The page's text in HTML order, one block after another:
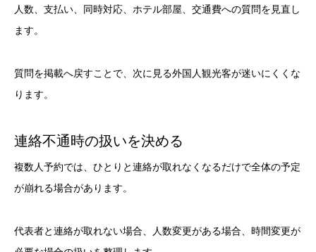
人数、支払い、同時対応、ホテル部屋、交通費への質問を見直し
ます。
質問を掲載へ戻すことで、次に見る外国人観光客が迷いにくくな
ります。
連絡不通時の扱いを決める
複数人予約では、ひとりと連絡が取れなくなるだけで全体の予定
が崩れる場合があります。
代表者と連絡が取れない場合、人数変更がある場合、時間変更が